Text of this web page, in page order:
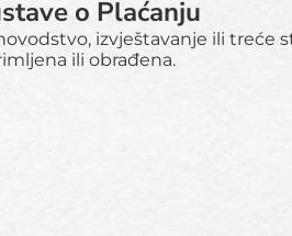
o Plaćanju
izvještavanje ili treće
ili obrađena.